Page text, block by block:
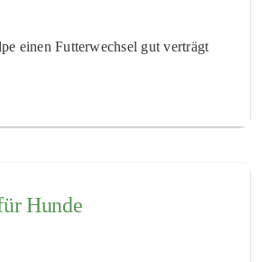
einen Futterwechsel gut verträgt
Hunde